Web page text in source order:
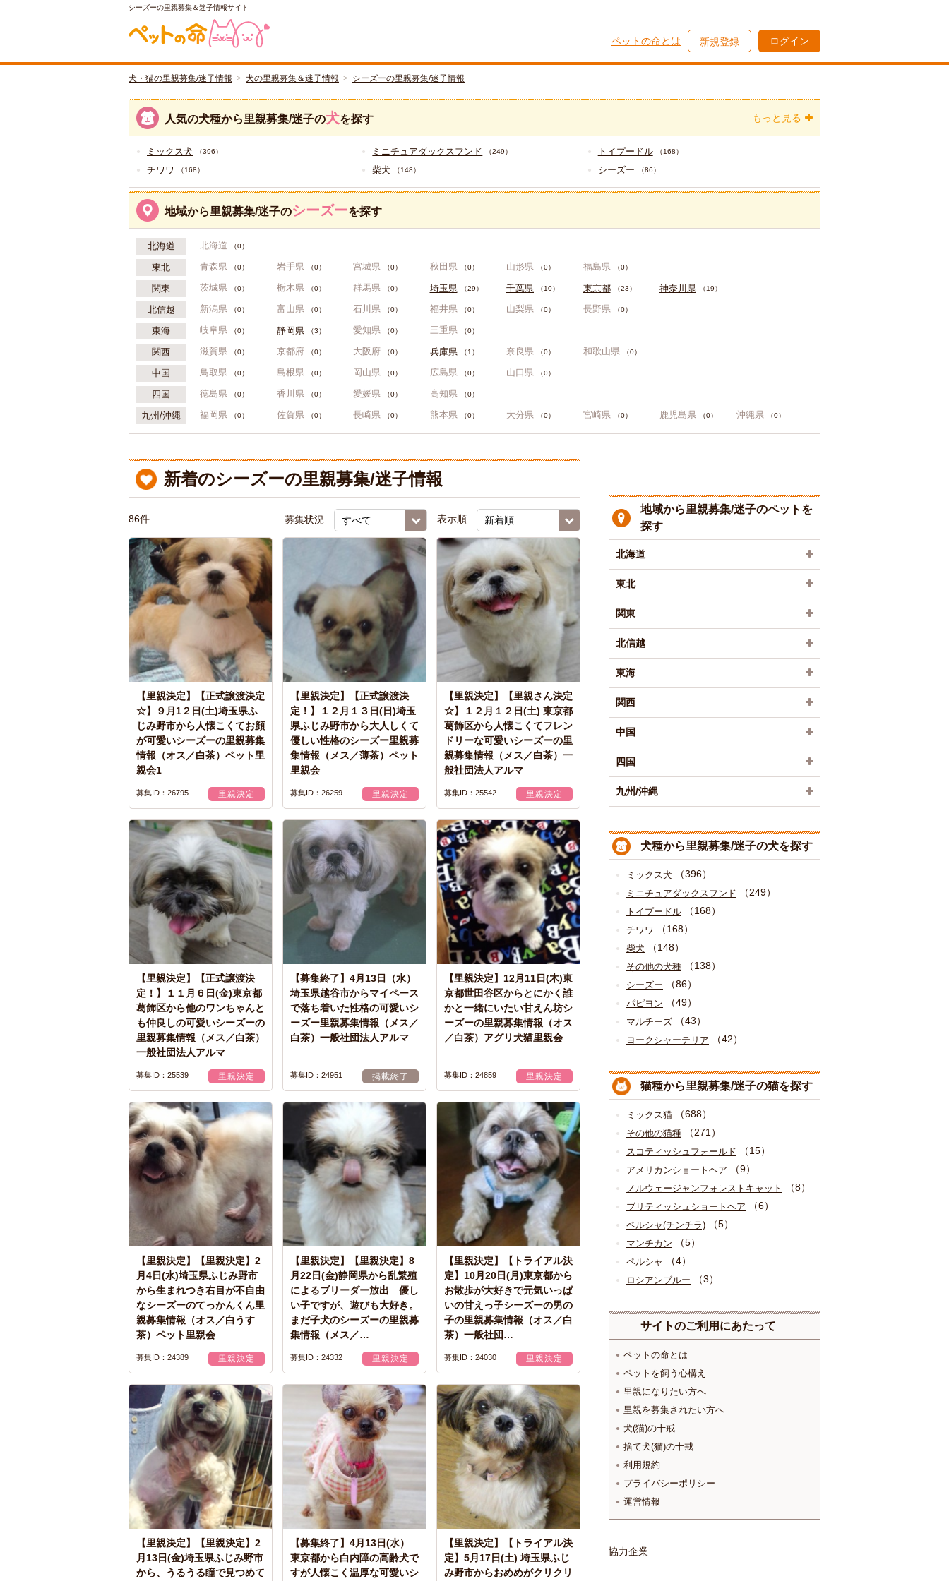
シーズーの里親募集＆迷子情報サイト
ペットの命とは 新規登録 ログイン
犬・猫の里親募集/迷子情報 犬の里親募集＆迷子情報 シーズーの里親募集/迷子情報
人気の犬種から里親募集/迷子の犬を探す
ミックス犬 （396） ミニチュアダックスフンド （249） トイプードル （168）
チワワ （168） 柴犬 （148） シーズー （86）
もっと見る
地域から里親募集/迷子のシーズーを探す
北海道 北海道 （0）
東北 青森県 （0） 岩手県 （0） 宮城県 （0） 秋田県 （0） 山形県 （0） 福島県 （0）
関東 茨城県 （0） 栃木県 （0） 群馬県 （0） 埼玉県 （29） 千葉県 （10） 東京都 （23） 神奈川県 （19）
北信越 新潟県 （0） 富山県 （0） 石川県 （0） 福井県 （0） 山梨県 （0） 長野県 （0）
東海 岐阜県 （0） 静岡県 （3） 愛知県 （0） 三重県 （0）
関西 滋賀県 （0） 京都府 （0） 大阪府 （0） 兵庫県 （1） 奈良県 （0） 和歌山県 （0）
中国 鳥取県 （0） 島根県 （0） 岡山県 （0） 広島県 （0） 山口県 （0）
四国 徳島県 （0） 香川県 （0） 愛媛県 （0） 高知県 （0）
九州/沖縄 福岡県 （0） 佐賀県 （0） 長崎県 （0） 熊本県 （0） 大分県 （0） 宮崎県 （0） 鹿児島県 （0） 沖縄県 （0）
新着のシーズーの里親募集/迷子情報
86件 募集状況 表示順
【里親決定】【正式譲渡決定
☆】９月1２日(土)埼玉県ふ
じみ野市から人懐こくてお顔
が可愛いシーズーの里親募集
情報（オス／白茶）ペット里
親会1
募集ID：26795 里親決定
【里親決定】【正式譲渡決
定！】１２月１３日(日)埼玉
県ふじみ野市から大人しくて
優しい性格のシーズー里親募
集情報（メス／薄茶）ペット
里親会
募集ID：26259 里親決定
【里親決定】【里親さん決定
☆】１２月１２日(土) 東京都
葛飾区から人懐こくてフレン
ドリーな可愛いシーズーの里
親募集情報（メス／白茶）一
般社団法人アルマ
募集ID：25542 里親決定
【里親決定】【正式譲渡決
定！】１１月６日(金)東京都
葛飾区から他のワンちゃんと
も仲良しの可愛いシーズーの
里親募集情報（メス／白茶）
一般社団法人アルマ
募集ID：25539 里親決定
【募集終了】4月13日（水）
埼玉県越谷市からマイペース
で落ち着いた性格の可愛いシ
ーズー里親募集情報（メス／
白茶）一般社団法人アルマ
募集ID：24951 掲載終了
【里親決定】12月11日(木)東
京都世田谷区からとにかく誰
かと一緒にいたい甘えん坊シ
ーズーの里親募集情報（オス
／白茶）アグリ犬猫里親会
募集ID：24859 里親決定
【里親決定】【里親決定】2
月4日(水)埼玉県ふじみ野市
から生まれつき右目が不自由
なシーズーのてっかんくん里
親募集情報（オス／白うす
茶）ペット里親会
募集ID：24389 里親決定
【里親決定】【里親決定】8
月22日(金)静岡県から乱繁殖
によるブリーダー放出 優し
い子ですが、遊びも大好き。
まだ子犬のシーズーの里親募
集情報（メス／…
募集ID：24332 里親決定
【里親決定】【トライアル決
定】10月20日(月)東京都から
お散歩が大好きで元気いっぱ
いの甘えっ子シーズーの男の
子の里親募集情報（オス／白
茶）一般社団…
募集ID：24030 里親決定
【里親決定】【里親決定】2
月13日(金)埼玉県ふじみ野市
から、うるうる瞳で見つめて
【募集終了】4月13日(水）
東京都から白内障の高齢犬で
すが人懐こく温厚な可愛いシ
【里親決定】【トライアル決
定】5月17日(土) 埼玉県ふじ
み野市からおめめがクリクリ
地域から里親募集/迷子のペットを
探す
北海道
東北
関東
北信越
東海
関西
中国
四国
九州/沖縄
犬種から里親募集/迷子の犬を探す
ミックス犬 （396）
ミニチュアダックスフンド （249）
トイプードル （168）
チワワ （168）
柴犬 （148）
その他の犬種 （138）
シーズー （86）
パピヨン （49）
マルチーズ （43）
ヨークシャーテリア （42）
猫種から里親募集/迷子の猫を探す
ミックス猫 （688）
その他の猫種 （271）
スコティッシュフォールド （15）
アメリカンショートヘア （9）
ノルウェージャンフォレストキャット （8）
ブリティッシュショートヘア （6）
ペルシャ(チンチラ) （5）
マンチカン （5）
ペルシャ （4）
ロシアンブルー （3）
サイトのご利用にあたって
ペットの命とは
ペットを飼う心構え
里親になりたい方へ
里親を募集されたい方へ
犬(猫)の十戒
捨て犬(猫)の十戒
利用規約
プライバシーポリシー
運営情報
協力企業